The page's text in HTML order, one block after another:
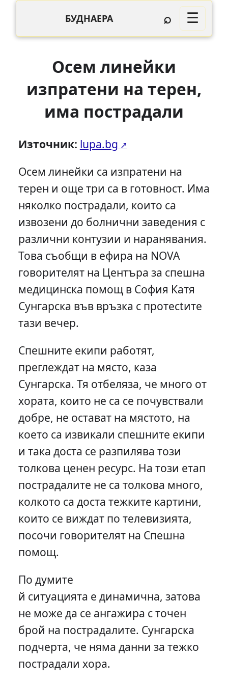
БУДНАЕРА ⌕ ☰
Осем линейки
изпратени на терен,
има пострадали
Източник: lupa.bg
Осем линейки са изпратени на
терен и още три са в готовност. Има
няколко пострадали, които са
извозени до болнични заведения с
различни контузии и наранявания.
Това съобщи в ефира на NOVA
говорителят на Центъра за спешна
медицинска помощ в София Катя
Сунгарска във връзка с протесtите
тази вечер.
Спешните екипи работят,
преглеждат на място, каза
Сунгарска. Тя отбеляза, че много от
хората, които не са се почувствали
добре, не остават на мястото, на
което са извикали спешните екипи
и така доста се разпилява този
толкова ценен ресурс. На този етап
пострадалите не са толкова много,
колкото са доста тежките картини,
които се виждат по телевизията,
посочи говорителят на Спешна
помощ.
По думите
й ситуацията е динамична, затова
не може да се ангажира с точен
брой на пострадалите. Сунгарска
подчерта, че няма данни за тежко
пострадали хора.